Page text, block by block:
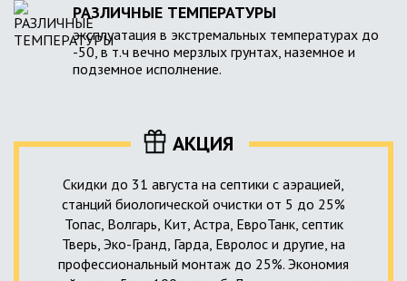
РАЗЛИЧНЫЕ ТЕМПЕРАТУРЫ
эксплуатация в экстремальных температурах до
-50, в т.ч вечно мерзлых грунтах, наземное и
подземное исполнение.
АКЦИЯ
Скидки до 31 августа на септики с аэрацией,
станций биологической очистки от 5 до 25%
Топас, Волгарь, Кит, Астра, ЕвроТанк, септик
Тверь, Эко-Гранд, Гарда, Евролос и другие, на
профессиональный монтаж до 25%. Экономия